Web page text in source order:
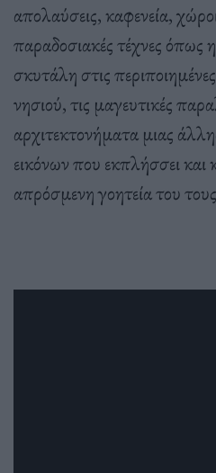
απολαύσεις, καφενεία,
παραδοσιακές τέχνες όπως
σκυτάλη στις
νησιού, τις μαγευτικές
αρχιτεκτονήματα μιας
εικόνων που εκπλήσσει και
απρόσμενη γοητεία του